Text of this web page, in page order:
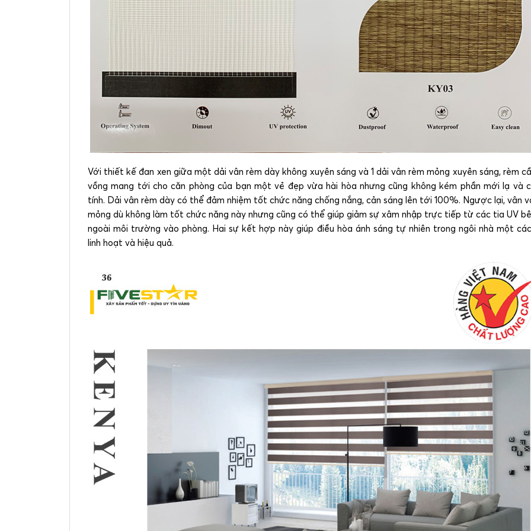
Với thiết kế đan xen giữa một dải vân rèm dày không xuyên sáng và 1 dải vân rèm mỏng xuyên sáng, rèm
vồng mang tới cho căn phòng của bạn một vẻ đẹp vừa hài hòa nhưng cũng không kém phần mới lạ và
tính. Dải vân rèm dày có thể đảm nhiệm tốt chức năng chống nắng, cản sáng lên tới 100%. Ngược lại, vân
mỏng dù không làm tốt chức năng này nhưng cũng có thể giúp giảm sự xâm nhập trực tiếp từ các tia UV
ngoài môi trường vào phòng. Hai sự kết hợp này giúp điều hòa ánh sáng tự nhiên trong ngôi nhà một
linh hoạt và hiệu quả.